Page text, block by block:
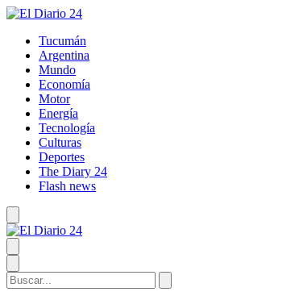
Tucumán
Argentina
Mundo
Economía
Motor
Energía
Tecnología
Culturas
Deportes
The Diary 24
Flash news